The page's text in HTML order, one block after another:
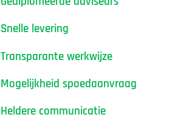
Snelle levering
Transparante werkwijze
Mogelijkheid spoedaanvraag
Heldere communicatie